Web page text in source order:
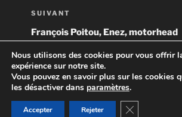
Article
suivant
SUIVANT
François Poitou, Enez, motorhead
Politique de confidentialité
Nous utilisons des cookies pour vous offrir
expérience sur notre site.
Vous pouvez en savoir plus sur les cookies
les désactiver dans paramètres.
Accepter Rejeter Fermer la